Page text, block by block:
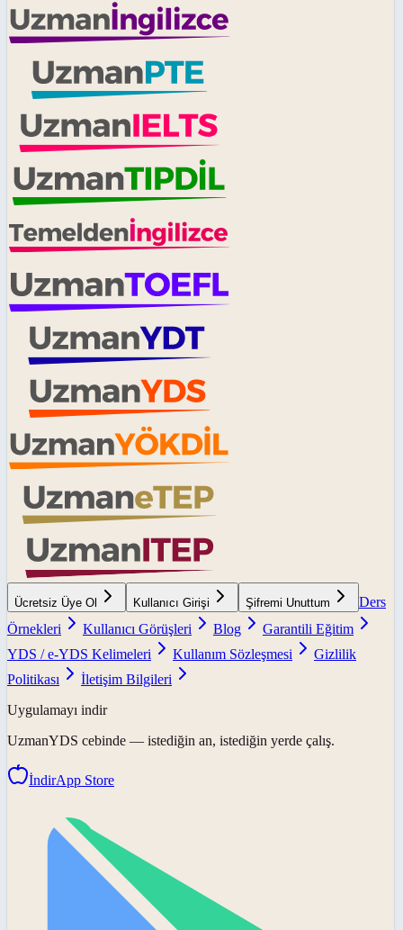
Ücretsiz Üye Ol Kullanıcı Girişi Şifremi Unuttum
Ders
Örnekleri
Kullanıcı Görüşleri Blog
Garantili Eğitim
YDS / e-YDS Kelimeleri
Kullanım Sözleşmesi
Gizlilik
Politikası
İletişim Bilgileri
Uygulamayı indir
UzmanYDS cebinde — istediğin an, istediğin yerde çalış.
İndirApp Store